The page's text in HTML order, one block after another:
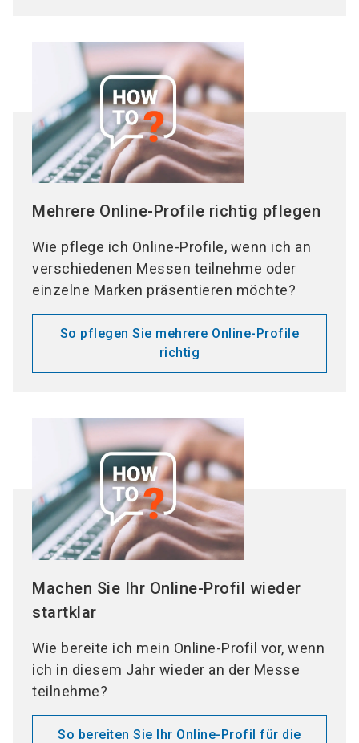
Mehrere Online-Profile richtig pflegen
Wie pflege ich Online-Profile, wenn ich an
verschiedenen Messen teilnehme oder
einzelne Marken präsentieren möchte?
So pflegen Sie mehrere Online-Profile
richtig
Machen Sie Ihr Online-Profil wieder
startklar
Wie bereite ich mein Online-Profil vor, wenn
ich in diesem Jahr wieder an der Messe
teilnehme?
So bereiten Sie Ihr Online-Profil für die